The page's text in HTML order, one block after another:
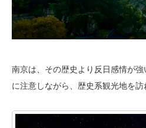
南京は、その歴史より反日感情が
に注意しながら、歴史系観光地を訪